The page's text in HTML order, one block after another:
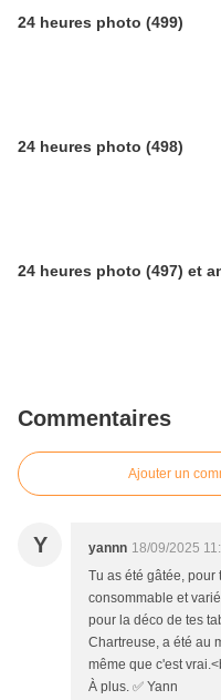
24 heures photo (499)
24 heures photo (498)
24 heures photo (497) et
Commentaires
Ajouter un
Y yannn 18/09/2025
Tu as été gâtée, pour
consommable et
pour la déco de tes
Chartreuse, a été au
même que c'est
À plus. ✅ Yann